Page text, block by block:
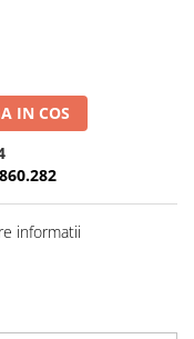
IN COS
informatii